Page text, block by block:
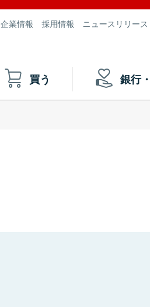
企業情報 採用情報 ニュースリリース
買う 銀行